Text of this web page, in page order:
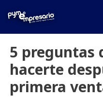
5 preguntas
hacerte
primera